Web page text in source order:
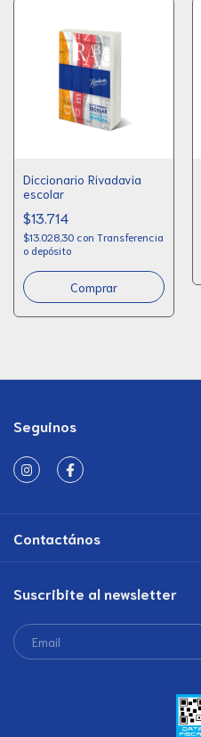
Diccionario Rivadavia
escolar
$13.714
$13.028,30 con Transferencia
o depósito
Seguinos
Contactános
Suscribite al newsletter